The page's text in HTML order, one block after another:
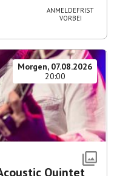
ANMELDEFRIST
VORBEI
Morgen, 07.08.2026
20:00
Quintet